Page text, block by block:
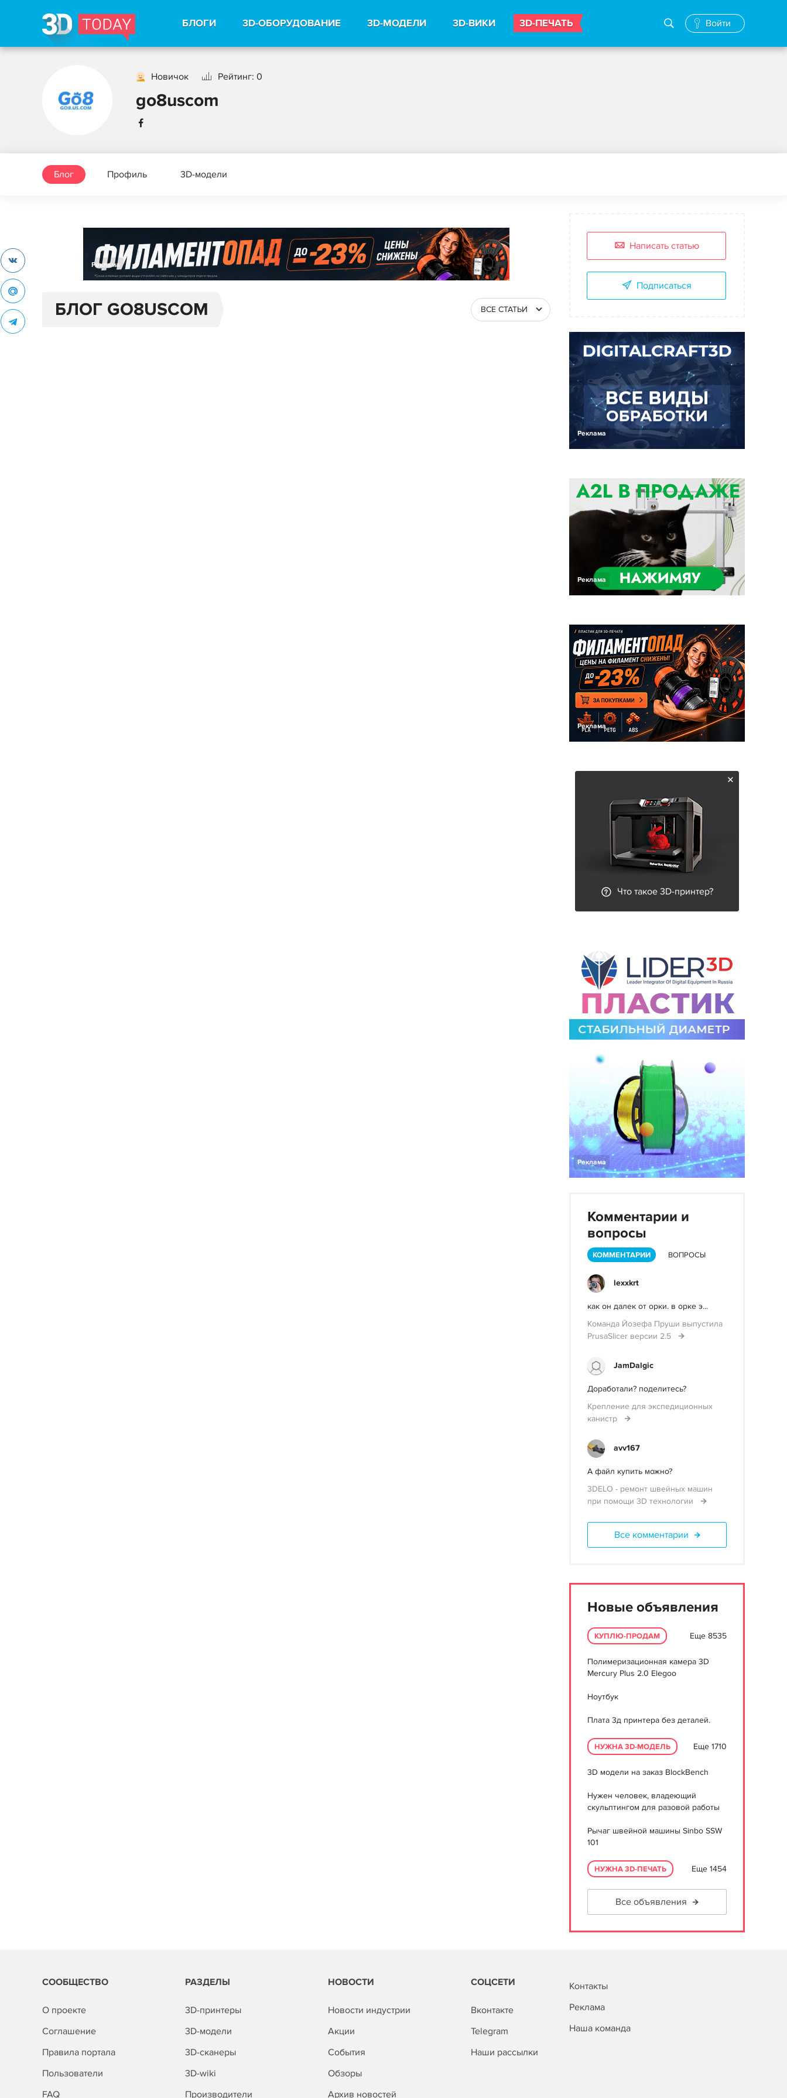
БЛОГИ 3D-ОБОРУДОВАНИЕ 3D-МОДЕЛИ 3D-ВИКИ 3D-ПЕЧАТЬ Войти
Новичок Рейтинг: 0
go8uscom
Блог Профиль 3D-модели
Реклама
БЛОГ GO8USCOM ВСЕ СТАТЬИ
Написать статью
Подписаться
Реклама
Реклама
Реклама
Что такое 3D-принтер?
Реклама
Комментарии и
вопросы
КОММЕНТАРИИ ВОПРОСЫ
lexxkrt
как он далек от орки. в орке э...
Команда Йозефа Пруши выпустила
PrusaSlicer версии 2.5
JamDalgic
Доработали? поделитесь?
Крепление для экспедиционных
канистр
avv167
А файл купить можно?
3DELO - ремонт швейных машин
при помощи 3D технологии
Все комментарии
Новые объявления
КУПЛЮ-ПРОДАМ Еще 8535
Полимеризационная камера 3D
Mercury Plus 2.0 Elegoo
Ноутбук
Плата 3д принтера без деталей.
НУЖНА 3D-МОДЕЛЬ Еще 1710
3D модели на заказ BlockBench
Нужен человек, владеющий
скульптингом для разовой работы
Рычаг швейной машины Sinbo SSW
101
НУЖНА 3D-ПЕЧАТЬ Еще 1454
Все объявления
СООБЩЕСТВО
О проекте
Соглашение
Правила портала
Пользователи
FAQ
РАЗДЕЛЫ
3D-принтеры
3D-модели
3D-сканеры
3D-wiki
Производители
НОВОСТИ
Новости индустрии
Акции
События
Обзоры
Архив новостей
СОЦСЕТИ
Вконтакте
Telegram
Наши рассылки
Контакты
Реклама
Наша команда